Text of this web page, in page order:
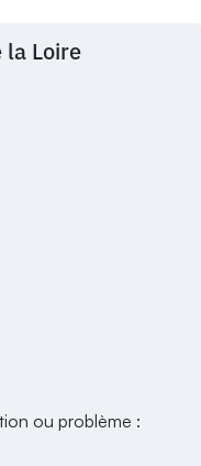
la Loire
ou problème :